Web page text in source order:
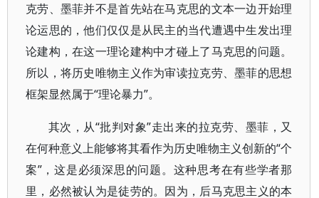
克劳、墨菲并不是首先站在马克思的文本一边开始理
论运思的，他们仅仅是从民主的当代遭遇中生发出理
论建构，在这一理论建构中才碰上了马克思的问题。
所以，将历史唯物主义作为审读拉克劳、墨菲的思想
框架显然属于“理论暴力”。
其次，从“批判对象”走出来的拉克劳、墨菲，又
在何种意义上能够将其看作为历史唯物主义创新的“个
案”，这是必须深思的问题。这种思考在有些学者那
里，必然被认为是徒劳的。因为，后马克思主义的本